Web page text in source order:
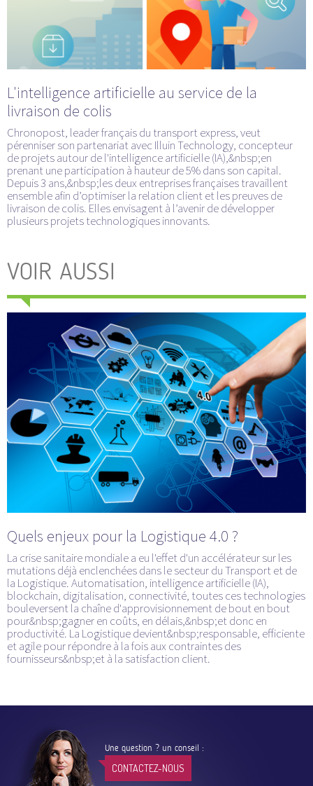
L'intelligence artificielle au service de la
livraison de colis
Chronopost, leader français du transport express, veut
pérenniser son partenariat avec Illuin Technology, concepteur
de projets autour de l'intelligence artificielle (IA),&nbsp;en
prenant une participation à hauteur de 5% dans son capital.
Depuis 3 ans,&nbsp;les deux entreprises françaises travaillent
ensemble afin d’optimiser la relation client et les preuves de
livraison de colis. Elles envisagent à l’avenir de développer
plusieurs projets technologiques innovants.
VOIR AUSSI
Quels enjeux pour la Logistique 4.0 ?
La crise sanitaire mondiale a eu l'effet d'un accélérateur sur les
mutations déjà enclenchées dans le secteur du Transport et de
la Logistique. Automatisation, intelligence artificielle (IA),
blockchain, digitalisation, connectivité, toutes ces technologies
bouleversent la chaîne d'approvisionnement de bout en bout
pour&nbsp;gagner en coûts, en délais,&nbsp;et donc en
productivité. La Logistique devient&nbsp;responsable, efficiente
et agile pour répondre à la fois aux contraintes des
fournisseurs&nbsp;et à la satisfaction client.
Une question ? un conseil :
CONTACTEZ-NOUS